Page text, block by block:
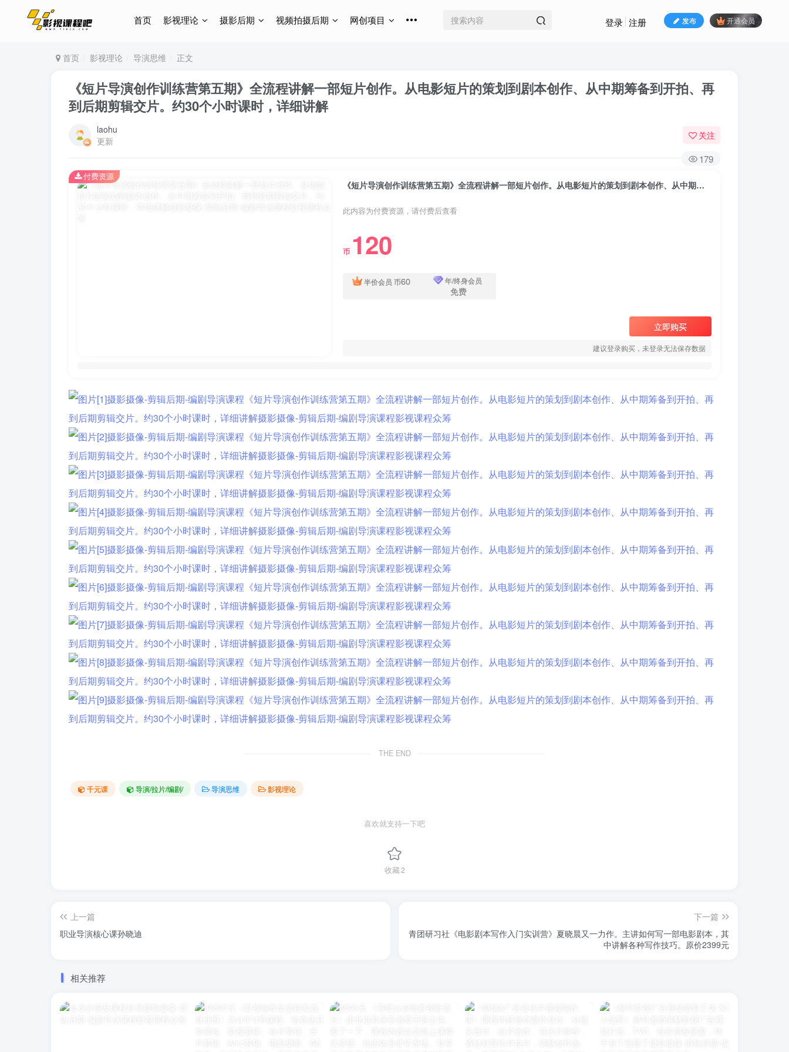
首页 影视理论 摄影后期 视频拍摄后期 网创项目 发布 开通会员
登录 注册
首页 影视理论 导演思维 正文
《短片导演创作训练营第五期》全流程讲解一部短片创作。从电影短片的策划到剧本创作、从中期筹备到开拍、再
到后期剪辑交片。约30个小时课时，详细讲解
laohu
更新
关注
179
《短片导演创作训练营第五期》全流程讲解一部短片创作。从电影短片的策划到剧本创作、从中期筹备到开拍、再到后期剪辑交片。约30个小时课时，详细讲解
此内容为付费资源，请付费后查看
币 120
半价会员 币60 年/终身会员
免费
立即购买
建议登录购买，未登录无法保存数据
付费资源
THE END
千元课 导演/拉片/编剧/ 导演思维 影视理论
喜欢就支持一下吧
收藏2
上一篇
职业导演核心课孙晓迪
下一篇
青团研习社《电影剧本写作入门实训营》夏晓晨又一力作。主讲如何写一部电影剧本，其
中讲解各种写作技巧。原价2399元
相关推荐